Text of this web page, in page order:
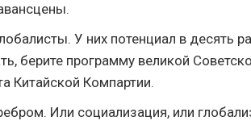
У них потенциал в десять
берите программу великой
Китайской Компартии.
Или социализация, или